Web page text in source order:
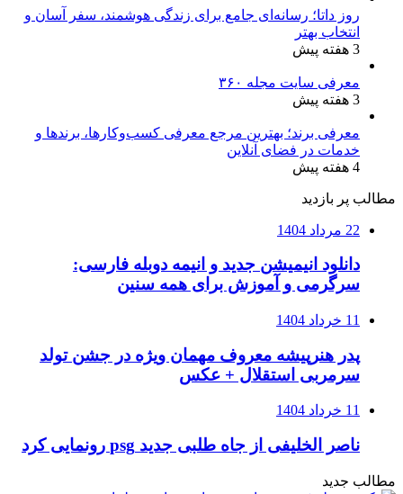
روز داتا؛ رسانه‌ای جامع برای زندگی هوشمند، سفر آسان و
انتخاب بهتر
3 هفته پیش
معرفی سایت مجله ۳۶۰
3 هفته پیش
معرفی برند؛ بهترین مرجع معرفی کسب‌وکارها، برندها و
خدمات در فضای آنلاین
4 هفته پیش
مطالب پر بازدید
22 مرداد 1404
دانلود انیمیشن جدید و انیمه دوبله فارسی:
سرگرمی و آموزش برای همه سنین
11 خرداد 1404
پدر هنرپیشه معروف مهمان ویژه در جشن تولد
سرمربی استقلال + عکس
11 خرداد 1404
ناصر الخلیفی از جاه طلبی جدید psg رونمایی کرد
مطالب جدید